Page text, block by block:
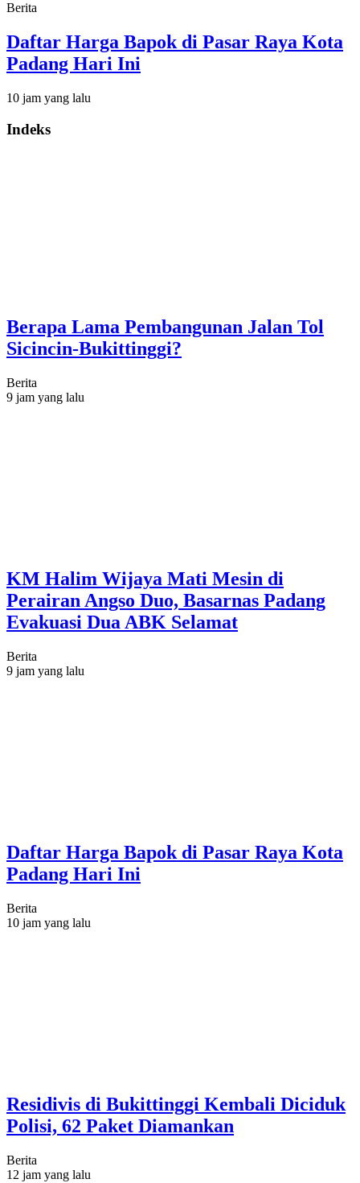
Berita
Daftar Harga Bapok di Pasar Raya Kota
Padang Hari Ini
10 jam yang lalu
Indeks
Berapa Lama Pembangunan Jalan Tol
Sicincin-Bukittinggi?
Berita
9 jam yang lalu
KM Halim Wijaya Mati Mesin di
Perairan Angso Duo, Basarnas Padang
Evakuasi Dua ABK Selamat
Berita
9 jam yang lalu
Daftar Harga Bapok di Pasar Raya Kota
Padang Hari Ini
Berita
10 jam yang lalu
Residivis di Bukittinggi Kembali Diciduk
Polisi, 62 Paket Diamankan
Berita
12 jam yang lalu